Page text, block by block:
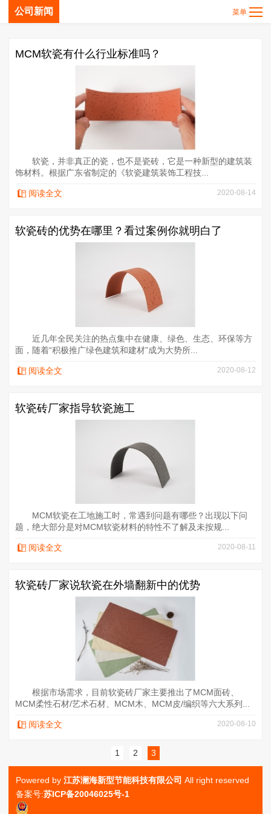
公司新闻
MCM软瓷有什么行业标准吗？
软瓷，并非真正的瓷，也不是瓷砖，它是一种新型的建筑装
饰材料。根据广东省制定的《软瓷建筑装饰工程技...
阅读全文 2020-08-14
软瓷砖的优势在哪里？看过案例你就明白了
近几年全民关注的热点集中在健康、绿色、生态、环保等方
面，随着“积极推广绿色建筑和建材”成为大势所...
阅读全文 2020-08-12
软瓷砖厂家指导软瓷施工
MCM软瓷在工地施工时，常遇到问题有哪些？出现以下问
题，绝大部分是对MCM软瓷材料的特性不了解及未按规...
阅读全文 2020-08-11
软瓷砖厂家说软瓷在外墙翻新中的优势
根据市场需求，目前软瓷砖厂家主要推出了MCM面砖、
MCM柔性石材/艺术石材、MCM木、MCM皮/编织等六大系列...
阅读全文 2020-08-10
1 2 3
Powered by 江苏澜海新型节能科技有限公司 All right reserved
备案号:苏ICP备20046025号-1